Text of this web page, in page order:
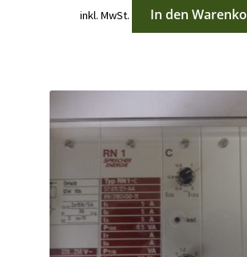
inkl. MwSt. In den